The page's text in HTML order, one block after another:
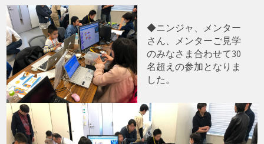
◆ニンジャ、メンター
さん、メンターご見学
のみなさま合わせて30
名超えの参加となりま
した。